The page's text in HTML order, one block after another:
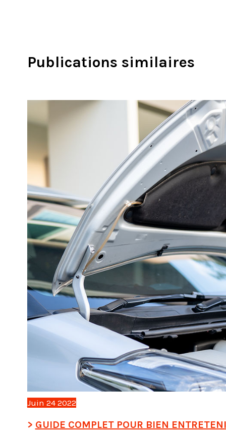
Publications similaires
Juin 24 2022
GUIDE COMPLET POUR BIEN